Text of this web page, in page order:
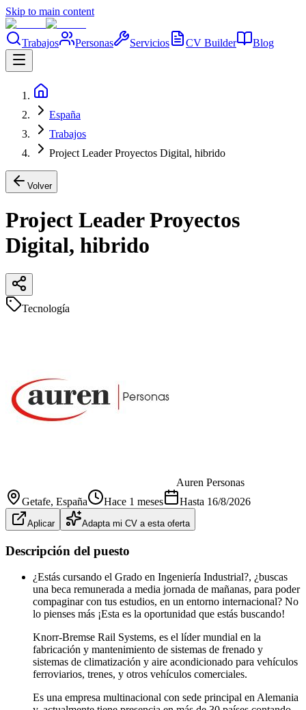
Skip to main content
Trabajos Personas Servicios CV Builder Blog
España
Trabajos
Project Leader Proyectos Digital, hibrido
Volver
Project Leader Proyectos
Digital, hibrido
Tecnología
Auren Personas
Getafe, España Hace 1 meses Hasta 16/8/2026
Aplicar Adapta mi CV a esta oferta
Descripción del puesto
¿Estás cursando el Grado en Ingeniería Industrial?, ¿buscas
una beca remunerada a media jornada de mañanas, para poder
compaginar con tus estudios, en un entorno internacional? No
lo pienses más ¡Esta es la oportunidad que estás buscando!
Knorr-Bremse Rail Systems, es el líder mundial en la
fabricación y mantenimiento de sistemas de frenado y
sistemas de climatización y aire acondicionado para vehículos
ferroviarios, trenes, y otros vehículos comerciales.
Es una empresa multinacional con sede principal en Alemania